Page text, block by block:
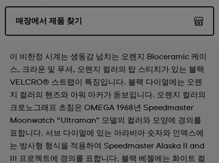
매장에서 제품 찾기
이 비한정 시계는 생동감 넘치는 오렌지 Bioceramic 케이
스, 크라운 및 푸셔, 오렌지 컬러의 탑 스티치가 있는 블랙
VELCRO® 스트랩이 특징입니다. 블랙 다이얼에는 오렌
지 컬러의 핸즈와 아워 마커가 돋보입니다. 오렌지 컬러의
크로노그래프 초침은 OMEGA 1968년 Speedmaster
Moonwatch “Ultraman” 모델의 컬러와 모양에 경의를
표합니다. 서브 다이얼에 있는 아라비아 숫자와 인덱스에
는 방사형 형식을 적용하여 Speedmaster Alaska II and
III 프로젝트에 경의를 표합니다. 블랙 베젤에는 화이트 컬